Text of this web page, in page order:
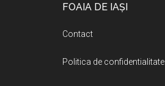
FOAIA DE IAȘI
Contact
Politica de confidentialitate